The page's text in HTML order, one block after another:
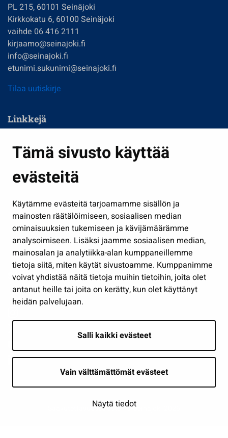
Tämä sivusto käyttää
evästeitä
Käytämme evästeitä tarjoamamme sisällön ja
mainosten räätälöimiseen, sosiaalisen median
ominaisuuksien tukemiseen ja kävijämäärämme
analysoimiseen. Lisäksi jaamme sosiaalisen median,
mainosalan ja analytiikka-alan kumppaneillemme
tietoja siitä, miten käytät sivustoamme. Kumppanimme
voivat yhdistää näitä tietoja muihin tietoihin, joita olet
antanut heille tai joita on kerätty, kun olet käyttänyt
heidän palvelujaan.
Salli kaikki evästeet
Vain välttämättömät evästeet
Näytä tiedot
PL 215, 60101 Seinäjoki
Kirkkokatu 6, 60100 Seinäjoki
vaihde 06 416 2111
kirjaamo@seinajoki.fi
info@seinajoki.fi
etunimi.sukunimi@seinajoki.fi
Tilaa uutiskirje
Linkkejä
Kasvatus ja opetus
Kulttuuri ja liikunta
Työ ja yrittäminen
Osallistu ja asioi
Näytä omat evästeasetukseni
Seuraa meitä
Saavutettavuusseloste | © Seinäjoki 2026